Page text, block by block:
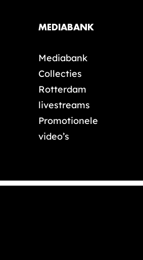
MEDIABANK
Mediabank
Collecties
Rotterdam
livestreams
Promotionele
video’s